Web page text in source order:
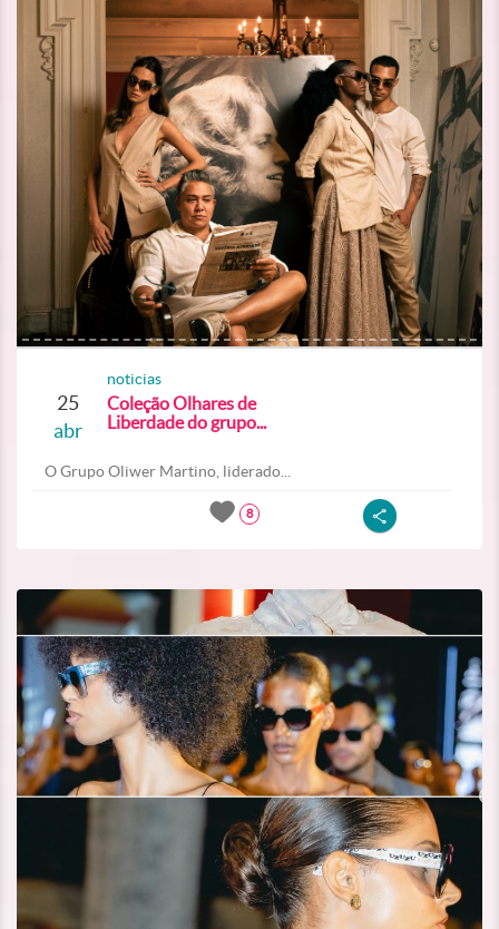
25
abr
noticias
Coleção Olhares de
Liberdade do grupo...
O Grupo Oliwer Martino, liderado...
8